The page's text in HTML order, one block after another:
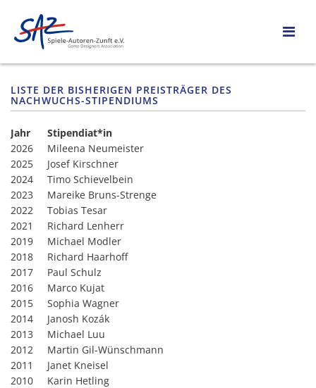
LISTE DER BISHERIGEN PREISTRÄGER DES
NACHWUCHS-STIPENDIUMS
Jahr
Stipendiat*in
2026
Mileena Neumeister
2025
Josef Kirschner
2024
Timo Schievelbein
2023
Mareike Bruns-Strenge
2022
Tobias Tesar
2021
Richard Lenherr
2019
Michael Modler
2018
Richard Haarhoff
2017
Paul Schulz
2016
Marco Kujat
2015
Sophia Wagner
2014
Janosh Kozák
2013
Michael Luu
2012
Martin Gil-Wünschmann
2011
Janet Kneisel
2010
Karin Hetling